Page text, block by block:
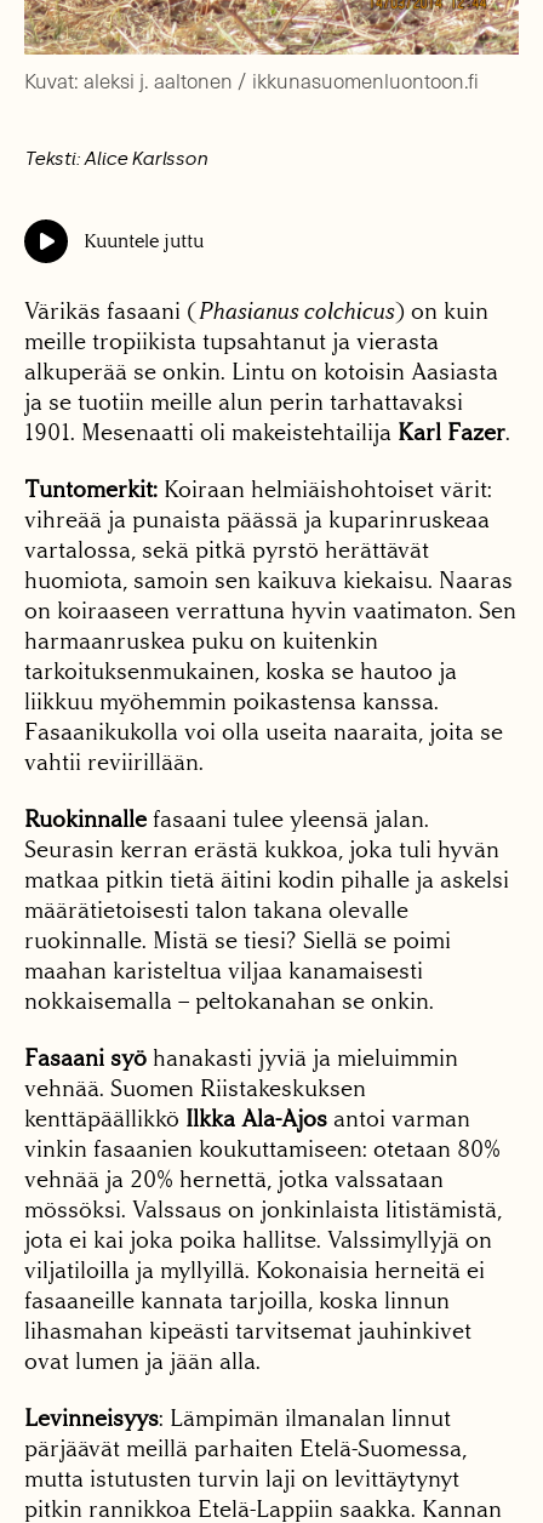
Kuvat: aleksi j. aaltonen / ikkunasuomenluontoon.fi
Teksti: Alice Karlsson
Kuuntele juttu
Värikäs fasaani (Phasianus colchicus) on kuin
meille tropiikista tupsahtanut ja vierasta
alkuperää se onkin. Lintu on kotoisin Aasiasta
ja se tuotiin meille alun perin tarhattavaksi
1901. Mesenaatti oli makeistehtailija Karl Fazer.
Tuntomerkit: Koiraan helmiäishohtoiset värit:
vihreää ja punaista päässä ja kuparinruskeaa
vartalossa, sekä pitkä pyrstö herättävät
huomiota, samoin sen kaikuva kiekaisu. Naaras
on koiraaseen verrattuna hyvin vaatimaton. Sen
harmaanruskea puku on kuitenkin
tarkoituksenmukainen, koska se hautoo ja
liikkuu myöhemmin poikastensa kanssa.
Fasaanikukolla voi olla useita naaraita, joita se
vahtii reviirillään.
Ruokinnalle fasaani tulee yleensä jalan.
Seurasin kerran erästä kukkoa, joka tuli hyvän
matkaa pitkin tietä äitini kodin pihalle ja askelsi
määrätietoisesti talon takana olevalle
ruokinnalle. Mistä se tiesi? Siellä se poimi
maahan karisteltua viljaa kanamaisesti
nokkaisemalla –­ peltokanahan se onkin.
Fasaani syö hanakasti jyviä ja mieluimmin
vehnää. Suomen Riistakeskuksen
kenttäpäällikkö Ilkka Ala-Ajos antoi varman
vinkin fasaanien koukuttamiseen: otetaan 80%
vehnää ja 20% hernettä, jotka valssataan
mössöksi. Valssaus on jonkinlaista litistämistä,
jota ei kai joka poika hallitse. Valssimyllyjä on
viljatiloilla ja myllyillä. Kokonaisia herneitä ei
fasaaneille kannata tarjoilla, koska linnun
lihasmahan kipeästi tarvitsemat jauhinkivet
ovat lumen ja jään alla.
Levinneisyys: Lämpimän ilmanalan linnut
pärjäävät meillä parhaiten Etelä-Suomessa,
mutta istutusten turvin laji on levittäytynyt
pitkin rannikkoa Etelä-Lappiin saakka. Kannan